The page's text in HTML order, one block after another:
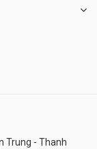
Trung - Thanh